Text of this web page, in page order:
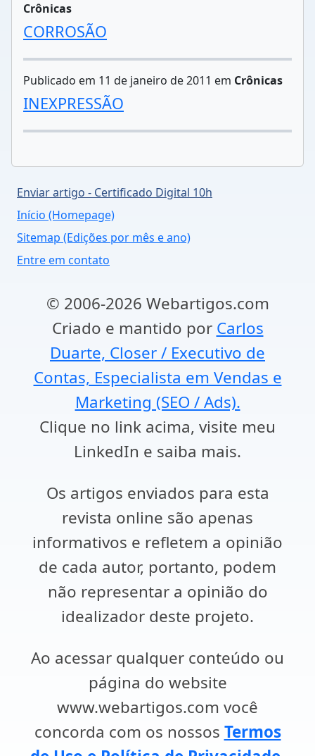
Crônicas
CORROSÃO
Publicado em 11 de janeiro de 2011 em Crônicas
INEXPRESSÃO
Enviar artigo - Certificado Digital 10h
Início (Homepage)
Sitemap (Edições por mês e ano)
Entre em contato
© 2006-2026 Webartigos.com
Criado e mantido por Carlos
Duarte, Closer / Executivo de
Contas, Especialista em Vendas e
Marketing (SEO / Ads).
Clique no link acima, visite meu
LinkedIn e saiba mais.
Os artigos enviados para esta
revista online são apenas
informativos e refletem a opinião
de cada autor, portanto, podem
não representar a opinião do
idealizador deste projeto.
Ao acessar qualquer conteúdo ou
página do website
www.webartigos.com você
concorda com os nossos Termos